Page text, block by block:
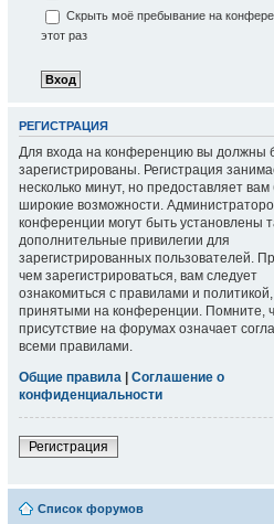
Скрыть моё пребывание на
этот раз
РЕГИСТРАЦИЯ
Для входа на конференцию вы должны
зарегистрированы. Регистрация
несколько минут, но предоставляет вам
широкие возможности.
конференции могут быть установлены
дополнительные привилегии для
зарегистрированных пользователей.
чем зарегистрироваться, вам следует
ознакомиться с правилами и политикой,
принятыми на конференции. Помните,
присутствие на форумах означает
всеми правилами.
Общие правила | Соглашение о
конфиденциальности
Регистрация
Список форумов